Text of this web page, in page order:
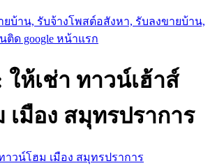
ยบ้าน, รับจ้างโพสต์อสังหา, รับลงขายบ้าน,
ติด google หน้าแรก
ให้เช่า ทาวน์เฮ้าส์
เมือง สมุทรปราการ
าวน์โฮม เมือง สมุทรปราการ